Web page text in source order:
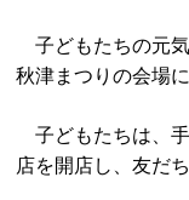
子どもたちの元
秋津まつりの会場
子どもたちは、
店を開店し、友だ